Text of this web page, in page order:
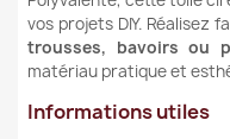
vos projets DIY. Réalisez
trousses, bavoirs ou
matériau pratique et
Informations utiles